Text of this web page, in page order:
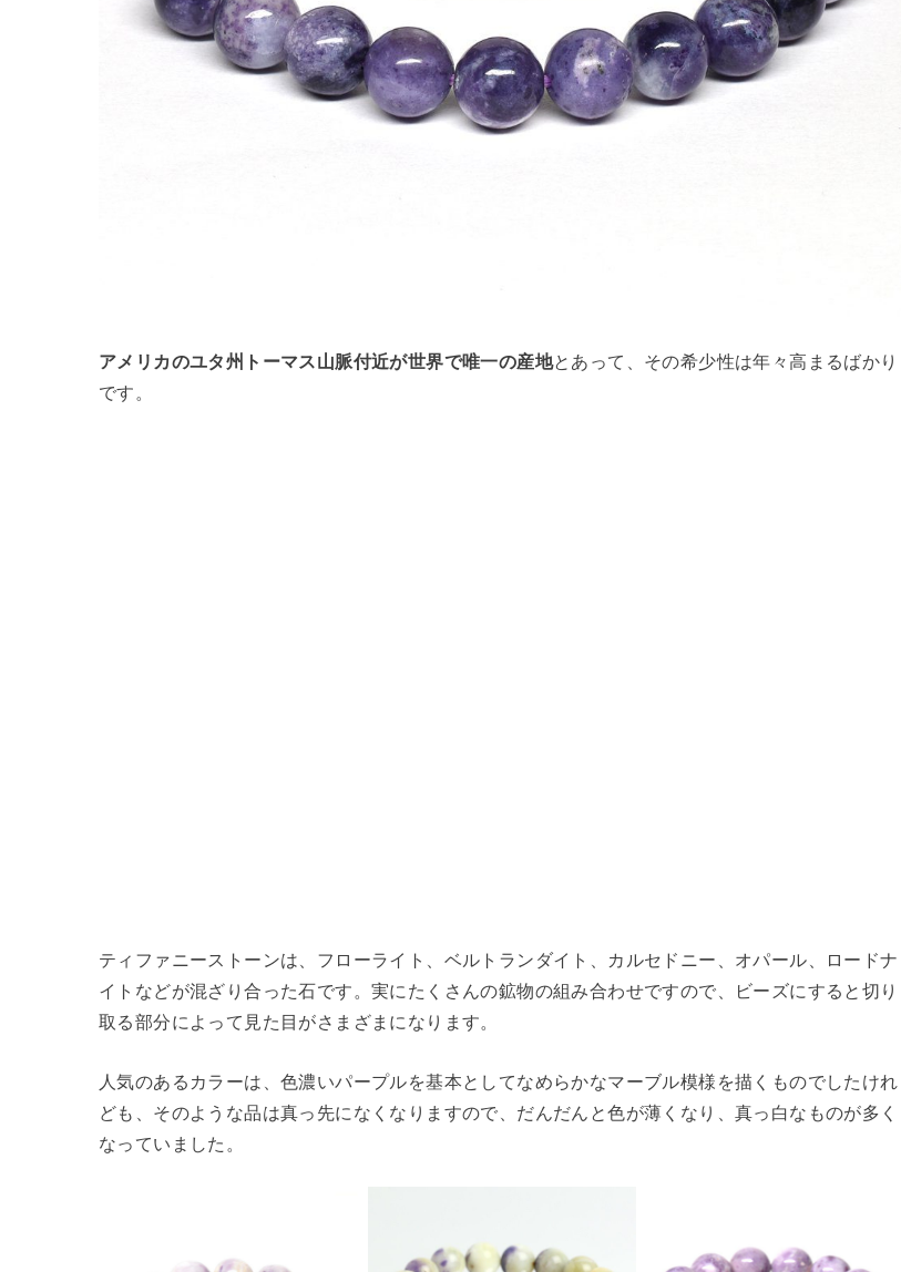
アメリカのユタ州トーマス山脈付近が世界で唯一の産地とあって、その希少性は年々高まるばかり
です。
ティファニーストーンは、フローライト、ベルトランダイト、カルセドニー、オパール、ロードナ
イトなどが混ざり合った石です。実にたくさんの鉱物の組み合わせですので、ビーズにすると切り
取る部分によって見た目がさまざまになります。
人気のあるカラーは、色濃いパープルを基本としてなめらかなマーブル模様を描くものでしたけれ
ども、そのような品は真っ先になくなりますので、だんだんと色が薄くなり、真っ白なものが多く
なっていました。